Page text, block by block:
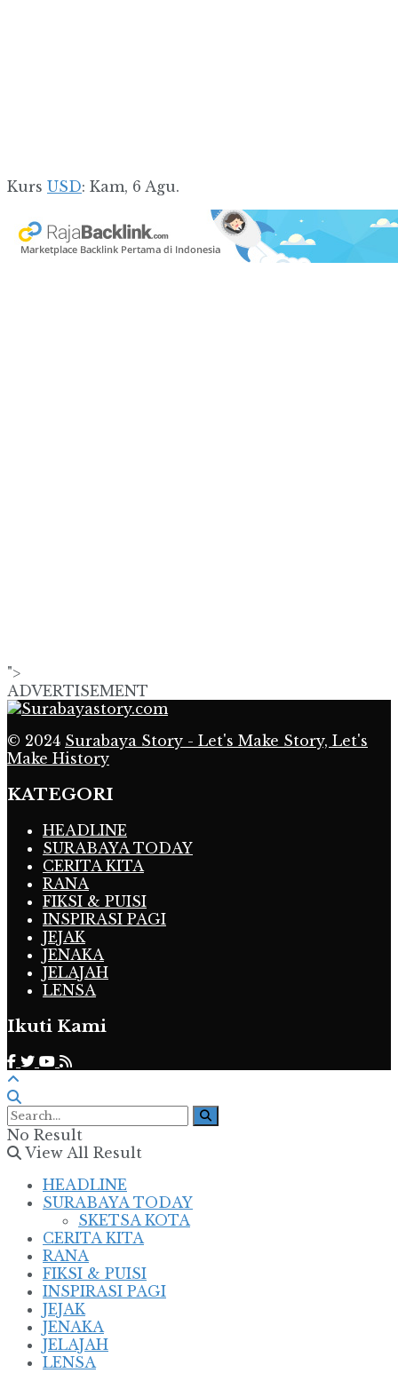
Kurs USD: Kam, 6 Agu.
">
ADVERTISEMENT
© 2024 Surabaya Story - Let's Make Story, Let's
Make History
KATEGORI
HEADLINE
SURABAYA TODAY
CERITA KITA
RANA
FIKSI & PUISI
INSPIRASI PAGI
JEJAK
JENAKA
JELAJAH
LENSA
Ikuti Kami
No Result
View All Result
HEADLINE
SURABAYA TODAY
SKETSA KOTA
CERITA KITA
RANA
FIKSI & PUISI
INSPIRASI PAGI
JEJAK
JENAKA
JELAJAH
LENSA